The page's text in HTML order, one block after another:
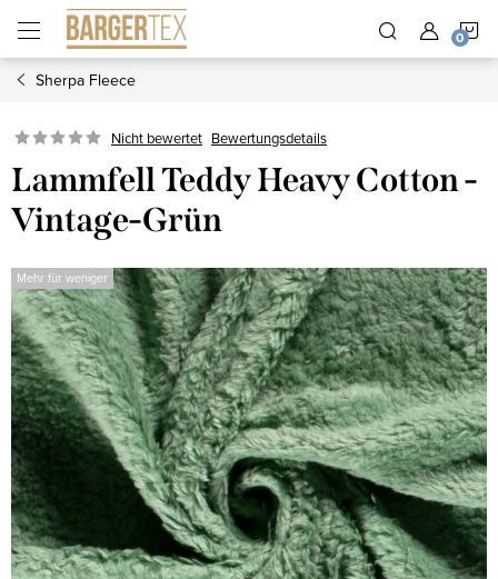
Inhalt
springen
Sherpa Fleece
Nicht bewertet Bewertungsdetails
Lammfell Teddy Heavy Cotton -
Vintage-Grün
Mehr für weniger